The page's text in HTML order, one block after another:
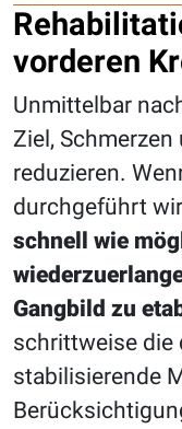
vorderen
Unmittelbar
Ziel,
reduzieren.
durchgeführt
schnell wie
Gangbild zu
schrittweise die
stabilisierende